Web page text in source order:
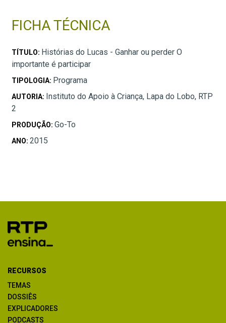
FICHA TÉCNICA
TÍTULO: Histórias do Lucas - Ganhar ou perder O
importante é participar
TIPOLOGIA: Programa
AUTORIA: Instituto do Apoio à Criança, Lapa do Lobo, RTP
2
PRODUÇÃO: Go-To
ANO: 2015
RECURSOS
TEMAS
DOSSIÊS
EXPLICADORES
PODCASTS